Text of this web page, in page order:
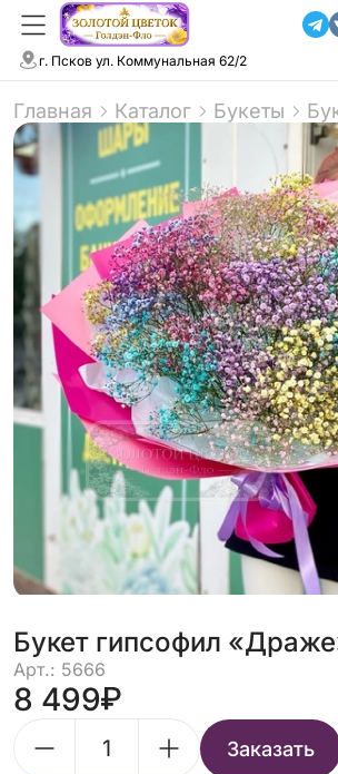
г. Псков ул. Коммунальная 62/2
Главная Каталог Букеты
Букет гипсофил
Арт.: 5666
8 499
Заказать